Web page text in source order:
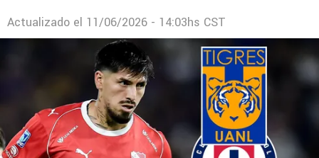
Actualizado el 11/06/2026 - 14:03hs CST